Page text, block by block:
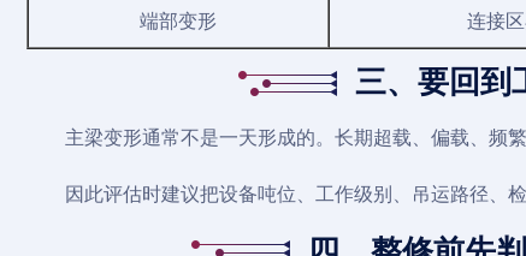
端部变形 连接
三、要回到
主梁变形通常不是一天形成的。长期超载、偏载、频
因此评估时建议把设备吨位、工作级别、吊运路径、